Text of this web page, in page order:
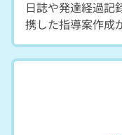
日誌や発達経過記
携した指導案作成